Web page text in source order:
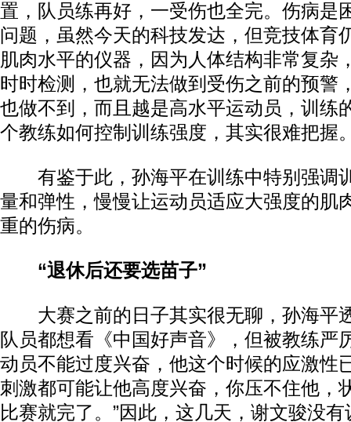
置，队员练再好，一受伤也全完。伤病是
问题，虽然今天的科技发达，但竞技体育
肌肉水平的仪器，因为人体结构非常复杂
时时检测，也就无法做到受伤之前的预警
也做不到，而且越是高水平运动员，训练
个教练如何控制训练强度，其实很难把握
有鉴于此，孙海平在训练中特别强调
量和弹性，慢慢让运动员适应大强度的肌
重的伤病。
“退休后还要选苗子”
大赛之前的日子其实很无聊，孙海平
队员都想看《中国好声音》，但被教练严
动员不能过度兴奋，他这个时候的应激性
刺激都可能让他高度兴奋，你压不住他，
比赛就完了。”因此，这几天，谢文骏没